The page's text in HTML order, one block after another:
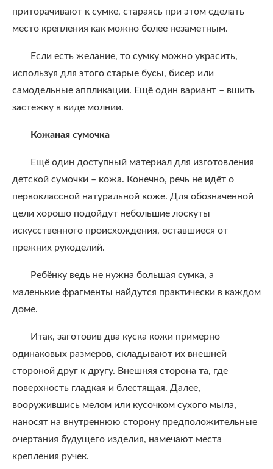
приторачивают к сумке, стараясь при этом сделать
место крепления как можно более незаметным.
Если есть желание, то сумку можно украсить,
используя для этого старые бусы, бисер или
самодельные аппликации. Ещё один вариант – вшить
застежку в виде молнии.
Кожаная сумочка
Ещё один доступный материал для изготовления
детской сумочки – кожа. Конечно, речь не идёт о
первоклассной натуральной коже. Для обозначенной
цели хорошо подойдут небольшие лоскуты
искусственного происхождения, оставшиеся от
прежних рукоделий.
Ребёнку ведь не нужна большая сумка, а
маленькие фрагменты найдутся практически в каждом
доме.
Итак, заготовив два куска кожи примерно
одинаковых размеров, складывают их внешней
стороной друг к другу. Внешняя сторона та, где
поверхность гладкая и блестящая. Далее,
вооружившись мелом или кусочком сухого мыла,
наносят на внутреннюю сторону предположительные
очертания будущего изделия, намечают места
крепления ручек.